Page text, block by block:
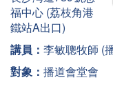
福中心 (荔枝角港
鐵站A出口)
講員： 李敏聰牧師 (
對象： 播道會堂會